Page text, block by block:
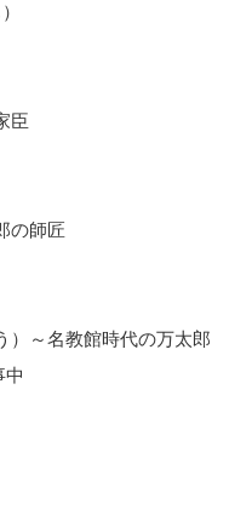
臣
の師匠
）～名教館時代の万太郎
中